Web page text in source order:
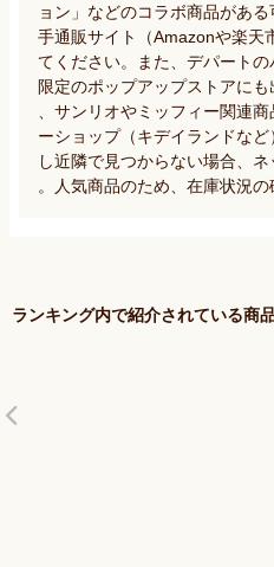
ョン」などのコラボ商品があ
手通販サイト（Amazonや楽天
てください。また、デパート
限定のポップアップストアに
、サンリオやミッフィー関連
ーショップ（キデイランドな
し近隣で見つからない場合、
。人気商品のため、在庫状況の
ランキング内で紹介されている商